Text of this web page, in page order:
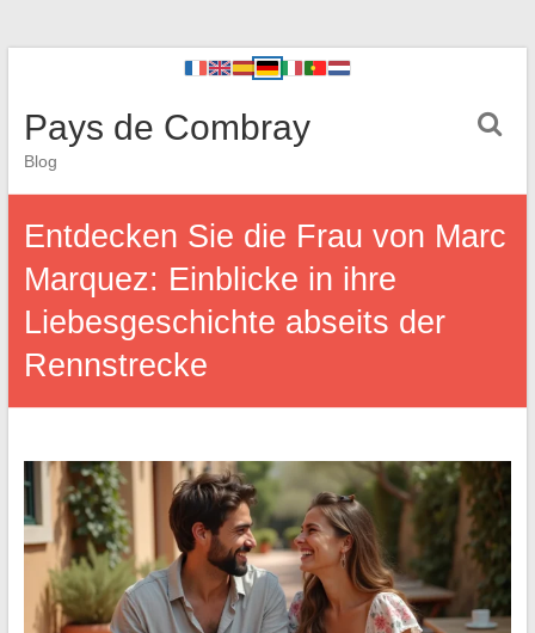
Pays de Combray
Blog
Entdecken Sie die Frau von Marc
Marquez: Einblicke in ihre
Liebesgeschichte abseits der
Rennstrecke